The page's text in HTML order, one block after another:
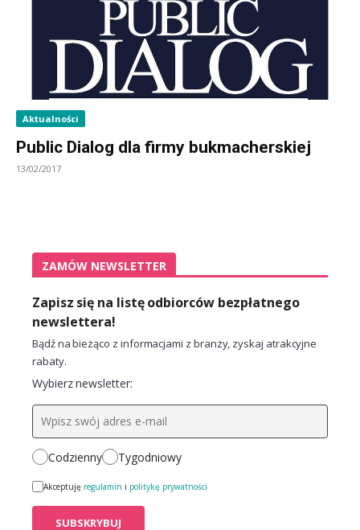
Aktualności
Public Dialog dla firmy bukmacherskiej
13/02/2017
ZAMÓW NEWSLETTER
Zapisz się na listę odbiorców bezpłatnego
newslettera!
Bądź na bieżąco z informacjami z branży, zyskaj atrakcyjne
rabaty.
Wybierz newsletter:
Codzienny Tygodniowy
Akceptuję regulamin i politykę prywatności